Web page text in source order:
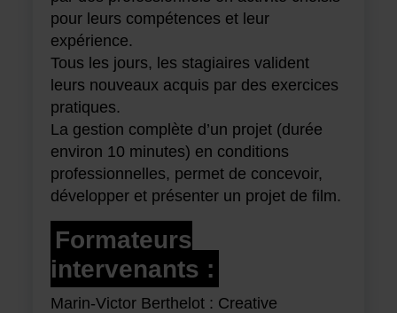
pour leurs compétences et leur
expérience.
Tous les jours, les stagiaires valident
leurs nouveaux acquis par des exercices
pratiques.
La gestion complète d’un projet (durée
environ 10 minutes) en conditions
professionnelles, permet de concevoir,
développer et présenter un projet de film.
Formateurs
intervenants :
Marin-Victor Berthelot : Creative